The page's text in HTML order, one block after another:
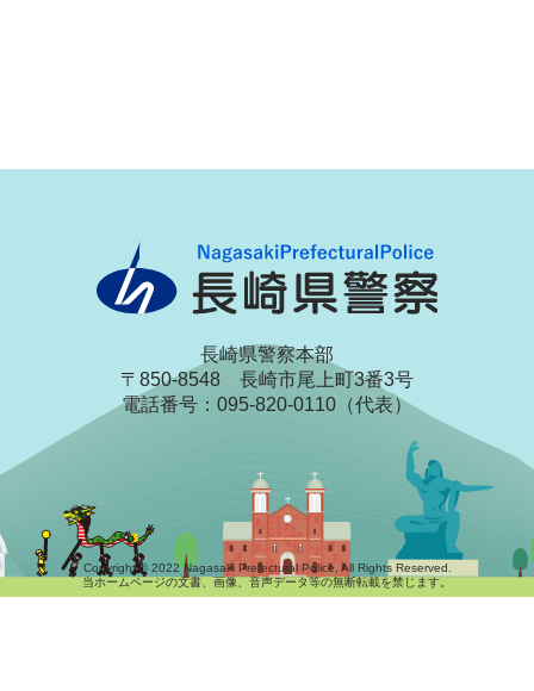
長崎県警察本部
〒850-8548 長崎市尾上町3番3号
電話番号：095-820-0110（代表）
Copyright © 2022 Nagasaki Prefectural Police, All Rights Reserved.
当ホームページの文書、画像、音声データ等の無断転載を禁じます。